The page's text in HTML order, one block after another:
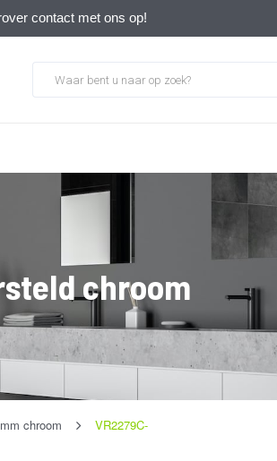
contact met ons op!
chroom
chroom
VR2279C-